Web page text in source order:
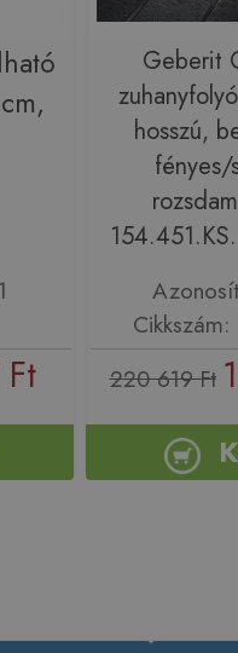
Geberit
hosszú,
fényes/
220 619 Ft